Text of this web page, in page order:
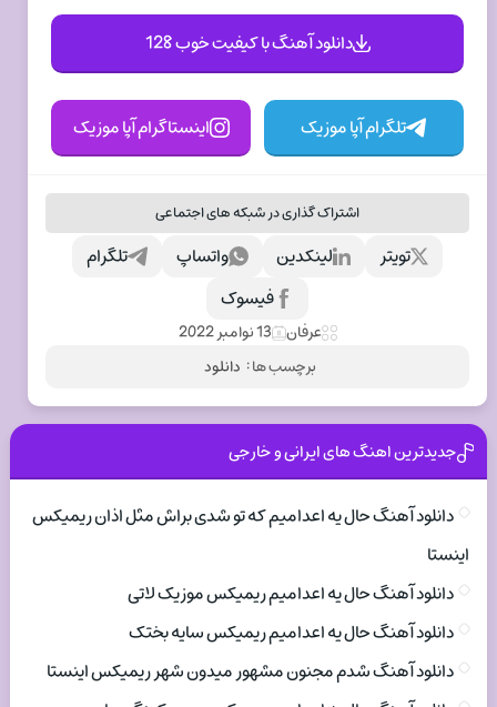
دانلود آهنگ با کیفیت خوب 128
تلگرام آپا موزیک اینستاگرام آپا موزیک
اشتراک گذاری در شبکه های اجتماعی
تلگرام واتساپ لینکدین
تویتر
فیسوک
عرفان 13 نوامبر 2022
برچسب ها : دانلود
جدیدترین اهنگ های ایرانی و خارجی
دانلود آهنگ حال یه اعدامیم که تو شدی براش مثل اذان ریمیکس
اینستا
دانلود آهنگ حال یه اعدامیم ریمیکس موزیک لاتی
دانلود آهنگ حال یه اعدامیم ریمیکس سایه بختک
دانلود آهنگ شدم مجنون مشهور میدون شهر ریمیکس اینستا